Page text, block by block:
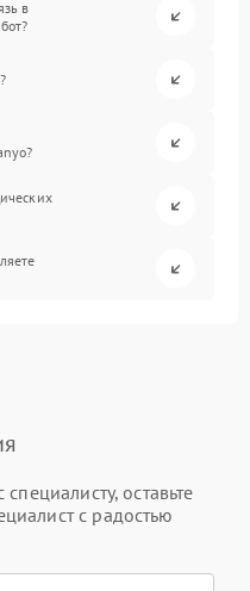
в
оставьте
с радостью